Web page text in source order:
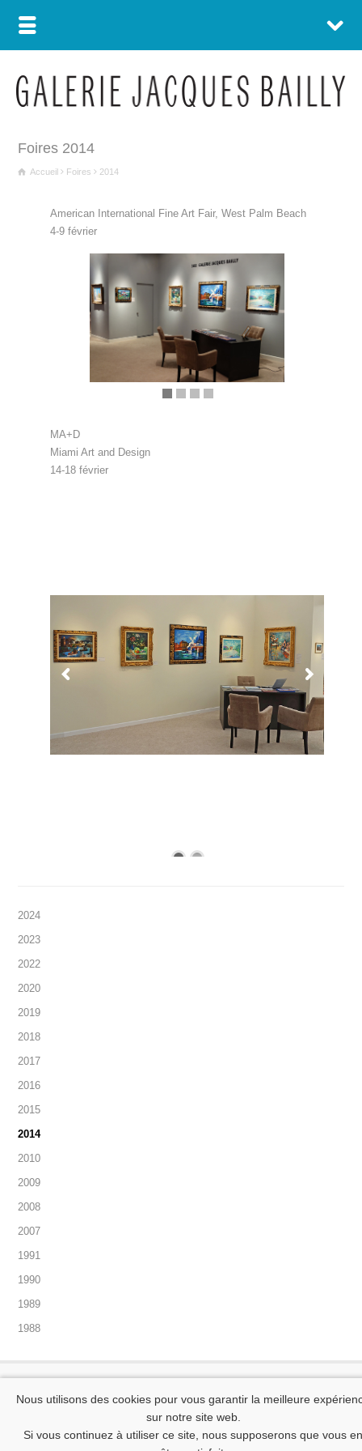
Foires 2014
Accueil Foires 2014
American International Fine Art Fair, West Palm Beach
4-9 février
MA+D
Miami Art and Design
14-18 février
2024
2023
2022
2020
2019
2018
2017
2016
2015
2014
2010
2009
2008
2007
1991
1990
1989
1988
Politique de confidentialité des données à caractère personnel
Tous droits réservés © 2015-2025 Gallery Jacques Bailly
Nous utilisons des cookies pour vous garantir la meilleure
sur notre site web.
Si vous continuez à utiliser ce site, nous supposerons que vous en